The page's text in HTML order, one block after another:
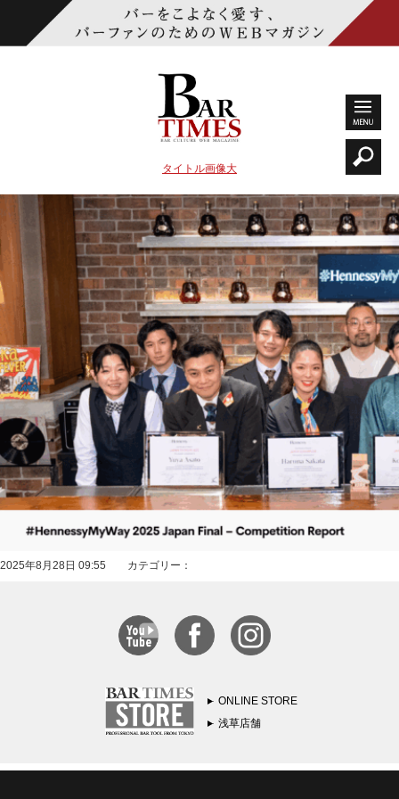
タイトル画像大
2025年8月28日 09:55 カテゴリー：
ONLINE STORE
浅草店舗